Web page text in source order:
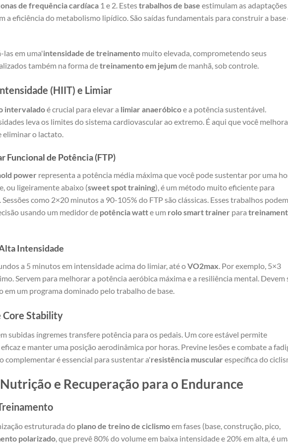
de frequência cardíaca 1 e 2. Estestrabalhos de base estimulam as adaptações
a eficiência do metabolismo lipídico. São saídas fundamentais para construir a base
las em uma'intensidade de treinamento muito elevada, comprometendo seus
também na forma detreinamento em jejumde manhã, sob controle.
(HIIT) e Limiar
intervaladoé crucial para elevar a limiar anaeróbicoe a potência sustentável.
leva os limites do sistema cardiovascular ao extremo. É aqui que você
eliminar o lactato.
Funcional de Potência (FTP)
power representa a potência média máxima que você pode sustentar por uma
ou ligeiramente abaixo (sweet spot training), é um método muito eficiente para
como 2×20 minutos a 90-105% do FTP são clássicas. Esses trabalhos podem
usando um medidor de potência watte um rolo smart trainer para
Intensidade
a 5 minutos em intensidade acima do limiar, até oVO2max. Por exemplo, 5×3
Servem para melhorar a potência aeróbica máxima e a resiliência mental. Devem
em um programa dominado pelo trabalho de base.
Core Stability
subidas íngremes transfere potência para os pedais. Um core estável permite
e manter uma posição aerodinâmica por horas. Previne lesões e combate a
complementar é essencial para sustentar a'resistência muscular específica do
e Recuperação para o Endurance
estruturada do plano de treino de ciclismoem fases (base, construção, pico,
polarizado , que prevê 80% do volume em baixa intensidade e 20% em alta, é